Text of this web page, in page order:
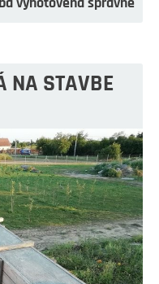
vyhotovená správne
NA STAVBE